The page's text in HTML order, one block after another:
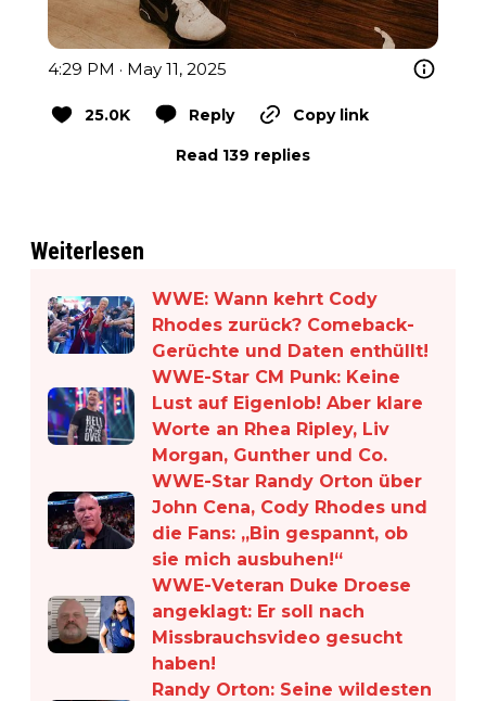
4:29 PM · May 11, 2025
25.0K Reply Copy link
Read 139 replies
Weiterlesen
WWE: Wann kehrt Cody
Rhodes zurück? Comeback-
Gerüchte und Daten enthüllt!
WWE-Star CM Punk: Keine
Lust auf Eigenlob! Aber klare
Worte an Rhea Ripley, Liv
Morgan, Gunther und Co.
WWE-Star Randy Orton über
John Cena, Cody Rhodes und
die Fans: „Bin gespannt, ob
sie mich ausbuhen!“
WWE-Veteran Duke Droese
angeklagt: Er soll nach
Missbrauchsvideo gesucht
haben!
Randy Orton: Seine wildesten